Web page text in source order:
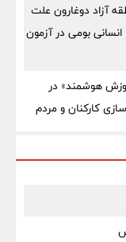
آزاد دوغارون علت
بومی در آزمون
هوشمند» در
کارکنان و مردم